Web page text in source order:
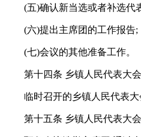
(五)确认新当选或者补选代
(六)提出主席团的工作报告;
(七)会议的其他准备工作。
第十四条 乡镇人民代表大
临时召开的乡镇人民代表大
第十五条 乡镇人民代表大